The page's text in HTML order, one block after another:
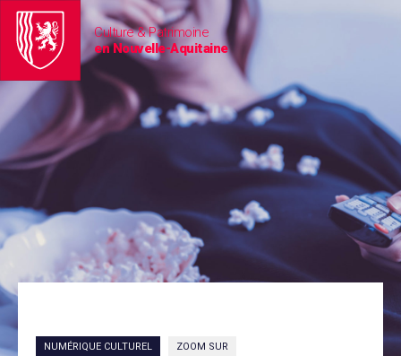
Culture & Patrimoine
en Nouvelle-Aquitaine
NUMÉRIQUE CULTUREL ZOOM SUR